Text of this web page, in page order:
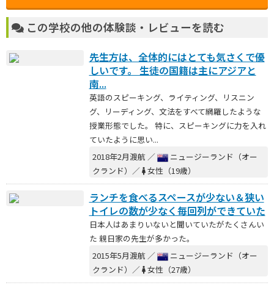
この学校の他の体験談・レビューを読む
先生方は、全体的にはとても気さくで優
しいです。 生徒の国籍は主にアジアと
南...
英語のスピーキング、ライティング、リスニン
グ、リーディング、文法をすべて網羅したような
授業形態でした。 特に、スピーキングに力を入れ
ていたように思い...
2018年2月渡航 ／
ニュージーランド（オー
クランド）／ 女性（19歳）
ランチを食べるスペースが少ない＆狭い
トイレの数が少なく毎回列ができていた
日本人はあまりいないと聞いていたがたくさんい
た 親日家の先生が多かった。
2015年5月渡航 ／
ニュージーランド（オー
クランド）／ 女性（27歳）